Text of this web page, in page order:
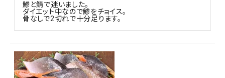
鯵と鯖で迷いました。
ダイエット中なので鯵をチョイス。
骨なしで2切れで十分足ります。